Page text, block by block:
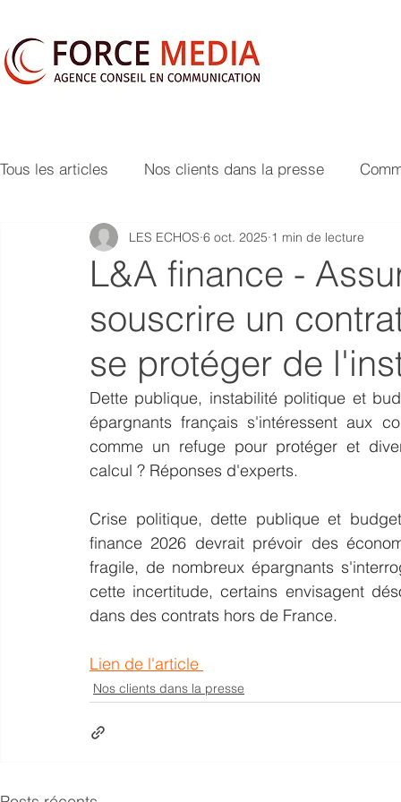
Tous les articles Nos clients dans la presse
L&A finance -
souscrire un
se protéger de
LES ECHOS 6 oct. 2025 1 min de lecture
Dette publique, instabilité politique et
épargnants français s'intéressent aux
comme un refuge pour protéger et
calcul ? Réponses d'experts.
Crise politique, dette publique et
finance 2026 devrait prévoir des
fragile, de nombreux épargnants
cette incertitude, certains envisagent
dans des contrats hors de France.
Lien de l'article
Nos clients dans la presse